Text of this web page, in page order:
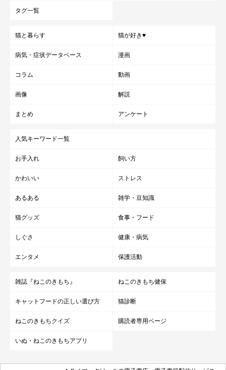
写真提供／＠ragga_syake
しゃけくんと飼い主さんの幸せな暮らしが末永く続きますよう
に。
取材・文／長谷部サチ
タグ一覧
猫と暮らす 猫が好き♥
病気・症状データベース 漫画
コラム 動画
画像 解説
まとめ アンケート
人気キーワード一覧
お手入れ 飼い方
かわいい ストレス
あるある 雑学・豆知識
猫グッズ 食事・フード
しぐさ 健康・病気
エンタメ 保護活動
雑誌『ねこのきもち』 ねこのきもち健保
キャットフードの正しい選び方 猫診断
ねこのきもちクイズ 購読者専用ページ
いぬ・ねこのきもちアプリ